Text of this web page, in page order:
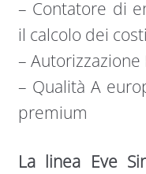
– Contatore di
il calcolo dei
– Autorizzazione
– Qualità A
premium
La linea Eve